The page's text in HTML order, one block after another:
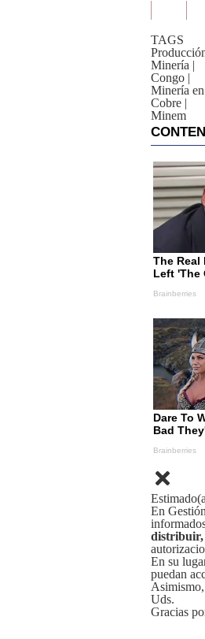
TAGS
Minería |
Congo |
Minería
Cobre |
Minem
En
distribuir,
En su
puedan
Uds.
Gracias